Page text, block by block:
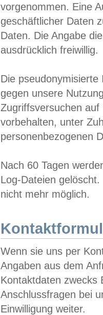
vorgenommen. Eine
geschäftlicher Daten
Daten. Die Angabe
ausdrücklich freiwillig.
Die
gegen unsere
Zugriffsversuchen
vorbehalten, unter
personenbezogenen
Nach 60 Tagen
Log-Dateien
nicht mehr möglich.
Wenn sie uns per
Angaben aus dem
Kontaktdaten zwecks
Anschlussfragen bei
Einwilligung weiter.